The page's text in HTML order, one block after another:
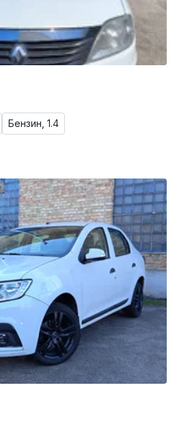
Бензин, 1.4